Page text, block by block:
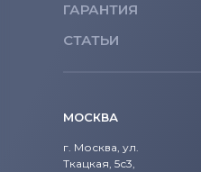
ГАРАНТИЯ
СТАТЬИ
МОСКВА
г. Москва, ул.
Ткацкая, 5с3,